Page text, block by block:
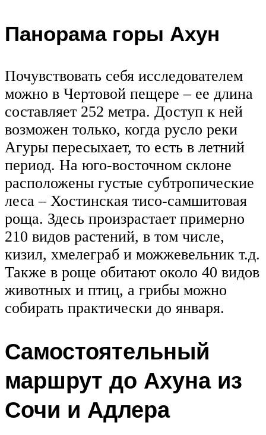
Панорама горы Ахун
Почувствовать себя исследователем
можно в Чертовой пещере – ее длина
составляет 252 метра. Доступ к ней
возможен только, когда русло реки
Агуры пересыхает, то есть в летний
период. На юго-восточном склоне
расположены густые субтропические
леса – Хостинская тисо-самшитовая
роща. Здесь произрастает примерно
210 видов растений, в том числе,
кизил, хмелеграб и можжевельник т.д.
Также в роще обитают около 40 видов
животных и птиц, а грибы можно
собирать практически до января.
Самостоятельный
маршрут до Ахуна из
Сочи и Адлера